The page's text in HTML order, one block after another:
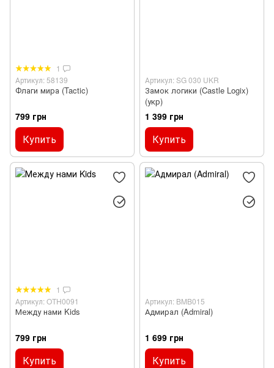
1
Артикул: 58139
Флаги мира (Tactic)
799 грн
Купить
Артикул: SG 030 UKR
Замок логики (Castle Logix)
(укр)
1 399 грн
Купить
1
Артикул: OTH0091
Между нами Kids
799 грн
Купить
Артикул: BMB015
Адмирал (Admiral)
1 699 грн
Купить